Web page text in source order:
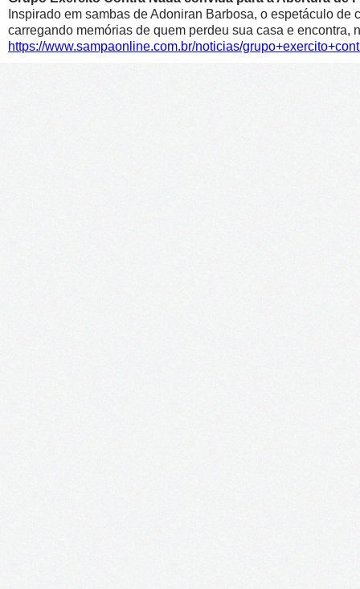
Inspirado em sambas de Adoniran Barbosa, o espetáculo
carregando memórias de quem perdeu sua casa e encontra,
https://www.sampaonline.com.br/noticias/